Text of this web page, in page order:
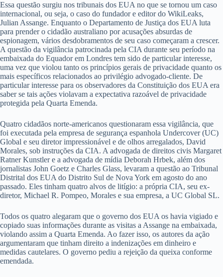
Essa questão surgiu nos tribunais dos EUA no que se tornou um caso
internacional, ou seja, o caso do fundador e editor do WikiLeaks,
Julian Assange. Enquanto o Departamento de Justiça dos EUA luta
para prender o cidadão australiano por acusações absurdas de
espionagem, vários desdobramentos de seu caso começaram a crescer.
A questão da vigilância patrocinada pela CIA durante seu período na
embaixada do Equador em Londres tem sido de particular interesse,
uma vez que violou tanto os princípios gerais de privacidade quanto os
mais específicos relacionados ao privilégio advogado-cliente. De
particular interesse para os observadores da Constituição dos EUA era
saber se tais ações violavam a expectativa razoável de privacidade
protegida pela Quarta Emenda.
Quatro cidadãos norte-americanos questionaram essa vigilância, que
foi executada pela empresa de segurança espanhola Undercover (UC)
Global e seu diretor impressionável e de olhos arregalados, David
Morales, sob instruções da CIA. A advogada de direitos civis Margaret
Ratner Kunstler e a advogada de mídia Deborah Hrbek, além dos
jornalistas John Goetz e Charles Glass, levaram a questão ao Tribunal
Distrital dos EUA do Distrito Sul de Nova York em agosto do ano
passado. Eles tinham quatro alvos de litígio: a própria CIA, seu ex-
diretor, Michael R. Pompeo, Morales e sua empresa, a UC Global SL.
Todos os quatro alegaram que o governo dos EUA os havia vigiado e
copiado suas informações durante as visitas a Assange na embaixada,
violando assim a Quarta Emenda. Ao fazer isso, os autores da ação
argumentaram que tinham direito a indenizações em dinheiro e
medidas cautelares. O governo pediu a rejeição da queixa conforme
emendada.